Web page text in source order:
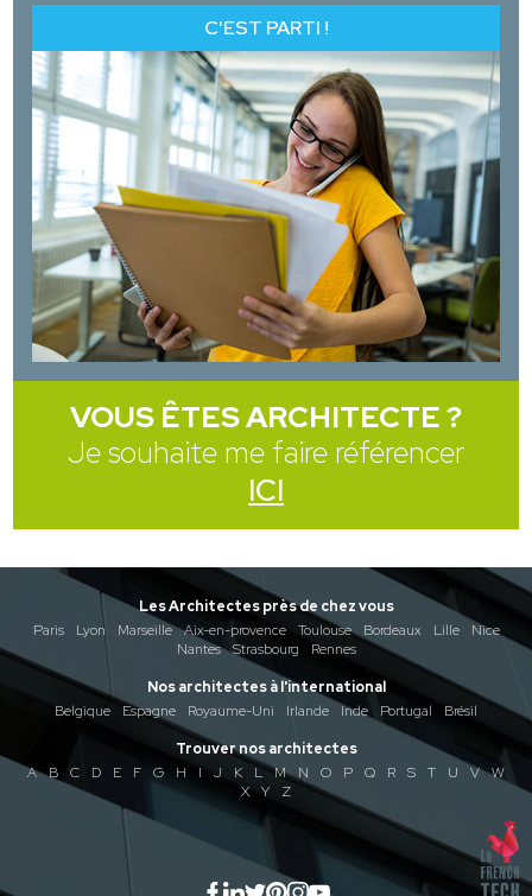
C'EST PARTI !
VOUS ÊTES ARCHITECTE ?
Je souhaite me faire référencer
ICI
Les Architectes près de chez vous
Paris
Lyon Marseille Aix-en-provence Toulouse Bordeaux Lille
Nice
Nantes
Strasbourg
Rennes
Nos architectes à l'international
Belgique
Espagne Royaume-Uni Irlande Inde Portugal
Brésil
Trouver nos architectes
A
B C D E F G H I J K L M N O P Q R S T U V
W
X
Y Z